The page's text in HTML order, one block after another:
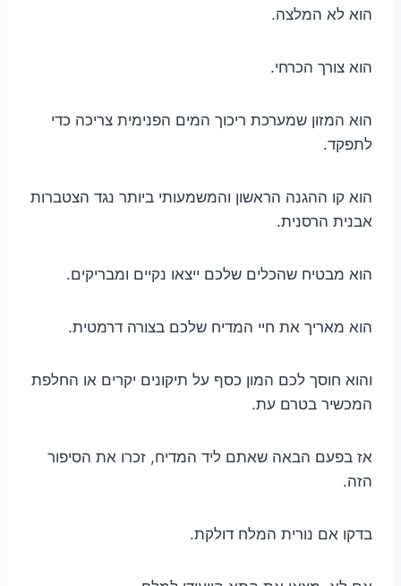
הוא לא המלצה.
הוא צורך הכרחי.
הוא המזון שמערכת ריכוך המים הפנימית צריכה כדי
לתפקד.
הוא קו ההגנה הראשון והמשמעותי ביותר נגד הצטברות
אבנית הרסנית.
הוא מבטיח שהכלים שלכם ייצאו נקיים ומבריקים.
הוא מאריך את חיי המדיח שלכם בצורה דרמטית.
והוא חוסך לכם המון כסף על תיקונים יקרים או החלפת
המכשיר בטרם עת.
אז בפעם הבאה שאתם ליד המדיח, זכרו את הסיפור
הזה.
בדקו אם נורית המלח דולקת.